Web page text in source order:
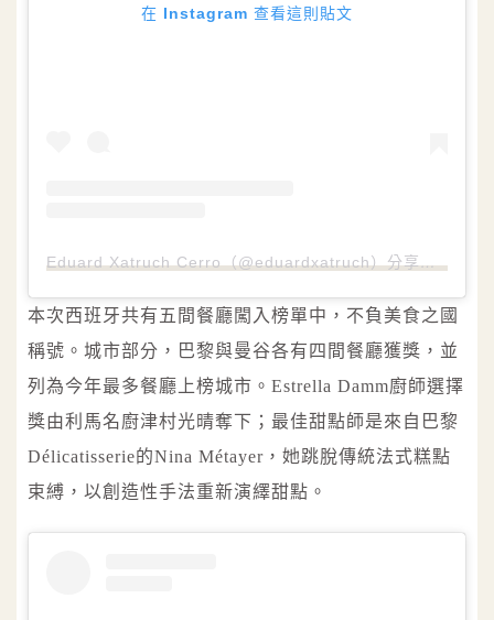
在 Instagram 查看這則貼文
Eduard Xatruch Cerro（@eduardxatruch）分享的貼文
本次西班牙共有五間餐廳闖入榜單中，不負美食之國
稱號。城市部分，巴黎與曼谷各有四間餐廳獲獎，並
列為今年最多餐廳上榜城市。Estrella Damm廚師選擇
獎由利馬名廚津村光晴奪下；最佳甜點師是來自巴黎
Délicatisserie的Nina Métayer，她跳脫傳統法式糕點
束縛，以創造性手法重新演繹甜點。